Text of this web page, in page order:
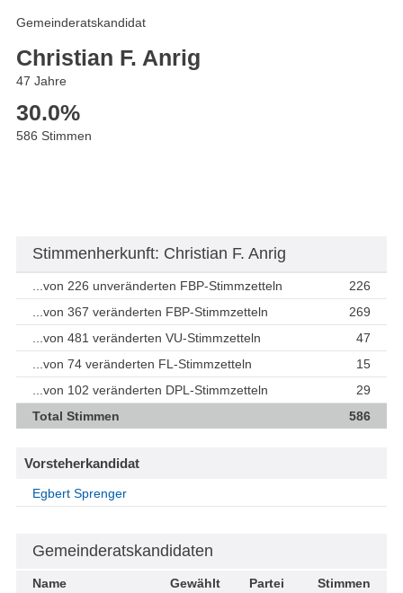
Gemeinderatskandidat
Christian F. Anrig
47 Jahre
30.0%
586 Stimmen
Stimmenherkunft: Christian F. Anrig
...von 226 unveränderten FBP-Stimmzetteln
226
...von 367 veränderten FBP-Stimmzetteln
269
...von 481 veränderten VU-Stimmzetteln
47
...von 74 veränderten FL-Stimmzetteln
15
...von 102 veränderten DPL-Stimmzetteln
29
Total Stimmen
586
Vorsteherkandidat
Egbert Sprenger
Gemeinderatskandidaten
Name Gewählt Partei Stimmen